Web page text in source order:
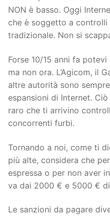
NON è basso. Oggi
che è soggetto a
tradizionale. Non si
Forse 10/15 anni fa
ma non ora. L’Agicom, il
altre autorità sono
espansioni di Internet.
raro che ti arrivino
concorrenti furbi.
Tornando a noi, come ti
più alte, considera che
espressa o per non aver
va dai 2000 € e 5000 €
Le sanzioni da pagare